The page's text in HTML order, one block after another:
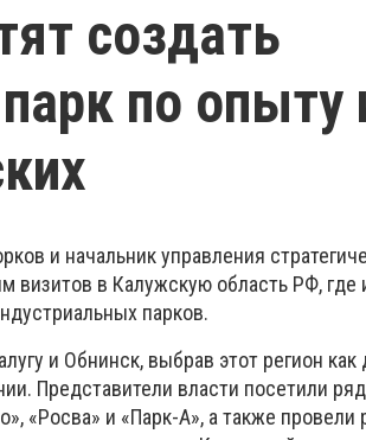
создать
по опыту
и начальник управления
визитов в Калужскую область РФ, где
парков.
и Обнинск, выбрав этот регион
Представители власти посетили ряд
«Росва» и «Парк-А», а также провели